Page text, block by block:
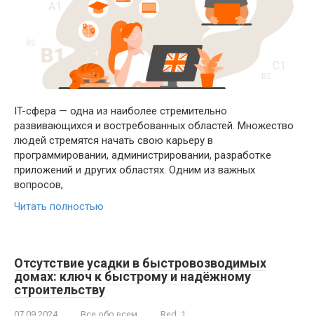
IT-сфера — одна из наиболее стремительно
развивающихся и востребованных областей. Множество
людей стремятся начать свою карьеру в
программировании, администрировании, разработке
приложений и других областях. Одним из важных
вопросов,
Читать полностью
Отсутствие усадки в быстровозводимых
домах: ключ к быстрому и надёжному
строительству